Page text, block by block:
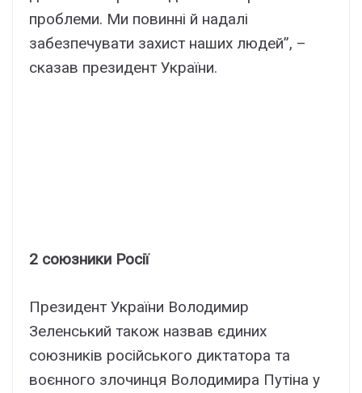
проблеми. Ми повинні й надалі
забезпечувати захист наших людей”, –
сказав президент України.
2 союзники Росії
Президент України Володимир
Зеленський також назвав єдиних
союзників російського диктатора та
воєнного злочинця Володимира Путіна у